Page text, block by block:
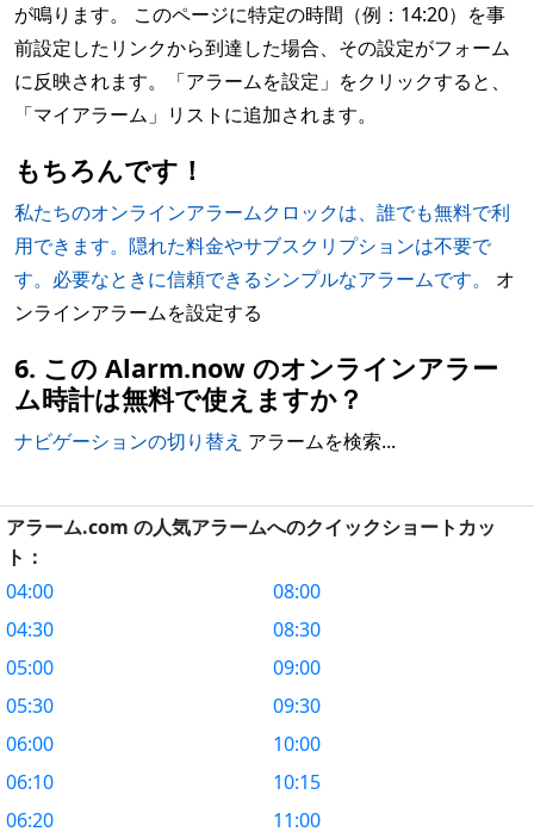
が鳴ります。 このページに特定の時間（例：14:20）を事
前設定したリンクから到達した場合、その設定がフォーム
に反映されます。「アラームを設定」をクリックすると、
「マイアラーム」リストに追加されます。
もちろんです！
私たちのオンラインアラームクロックは、誰でも無料で利
用できます。隠れた料金やサブスクリプションは不要で
す。必要なときに信頼できるシンプルなアラームです。
オ
ンラインアラームを設定する
6. この Alarm.now のオンラインアラー
ム時計は無料で使えますか？
ナビゲーションの切り替え アラームを検索...
アラーム.com の人気アラームへのクイックショートカッ
ト：
04:00
04:30
05:00
05:30
06:00
06:10
06:20
08:00
08:30
09:00
09:30
10:00
10:15
11:00